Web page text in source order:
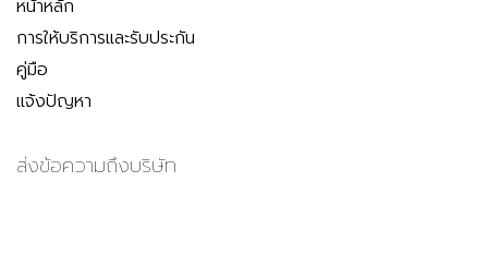
หน้าหลัก
การให้บริการและรับประกัน
คู่มือ
แจ้งปัญหา
ส่งข้อความถึงบริษัท